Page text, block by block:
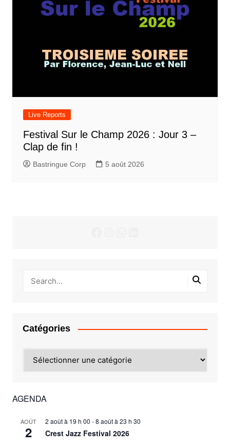
Live Reports
Festival Sur le Champ 2026 : Jour 3 –
Clap de fin !
Bastringue Corp 5 août 2026
Catégories
AGENDA
AOÛT
2
2 août à 19 h 00 -8 août à 23 h 30
Crest Jazz Festival 2026